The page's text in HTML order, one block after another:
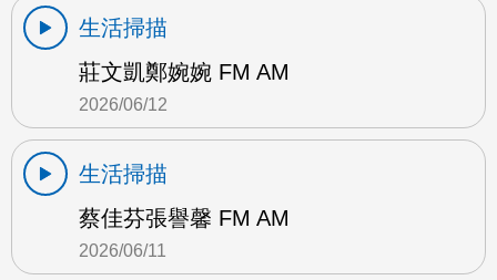
生活掃描
莊文凱鄭婉婉 FM AM
2026/06/12
生活掃描
蔡佳芬張譽馨 FM AM
2026/06/11